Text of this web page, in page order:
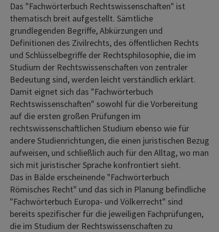
Das "Fachwörterbuch Rechtswissenschaften" ist
thematisch breit aufgestellt. Sämtliche
grundlegenden Begriffe, Abkürzungen und
Definitionen des Zivilrechts, des öffentlichen Rechts
und Schlüsselbegriffe der Rechtsphilosophie, die im
Studium der Rechtswissenschaften von zentraler
Bedeutung sind, werden leicht verständlich erklärt.
Damit eignet sich das "Fachwörterbuch
Rechtswissenschaften" sowohl für die Vorbereitung
auf die ersten großen Prüfungen im
rechtswissenschaftlichen Studium ebenso wie für
andere Studienrichtungen, die einen juristischen Bezug
aufweisen, und schließlich auch für den Alltag, wo man
sich mit juristischer Sprache konfrontiert sieht.
Das in Bälde erscheinende "Fachwörterbuch
Römisches Recht" und das sich in Planung befindliche
"Fachwörterbuch Europa- und Völkerrecht" sind
bereits spezifischer für die jeweiligen Fachprüfungen,
die im Studium der Rechtswissenschaften zu